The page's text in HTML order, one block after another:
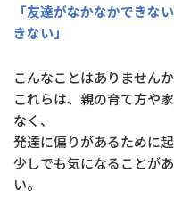
「友達がなかなかできな
きない」
こんなことはありません
これらは、親の育て方や
なく、
発達に偏りがあるために
少しでも気になることが
い。